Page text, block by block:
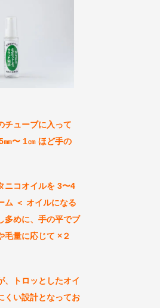
チューブに入って
㎜〜 1㎝ ほど手の
ニコオイルを 3〜4
ム ＜ オイルになる
多めに、手の平でブ
毛量に応じて ×２
トロッとしたオイ
くい設計となってお